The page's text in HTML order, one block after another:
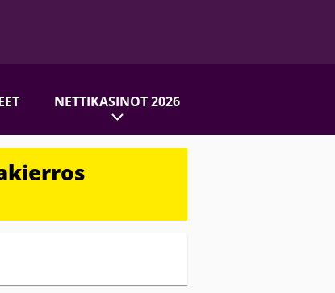
NETTIKASINOT 2026